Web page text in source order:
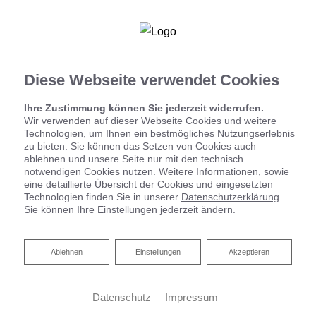
Diese Webseite verwendet Cookies
Ihre Zustimmung können Sie jederzeit widerrufen.
Wir verwenden auf dieser Webseite Cookies und weitere
Technologien, um Ihnen ein bestmögliches Nutzungserlebnis
zu bieten. Sie können das Setzen von Cookies auch
ablehnen und unsere Seite nur mit den technisch
notwendigen Cookies nutzen. Weitere Informationen, sowie
eine detaillierte Übersicht der Cookies und eingesetzten
Technologien finden Sie in unserer Datenschutzerklärung
Sie können Ihre Einstellungen jederzeit ändern.
Akzeptieren
Einstellungen
Ablehnen
Ablehnen
Datenschutz Impressum